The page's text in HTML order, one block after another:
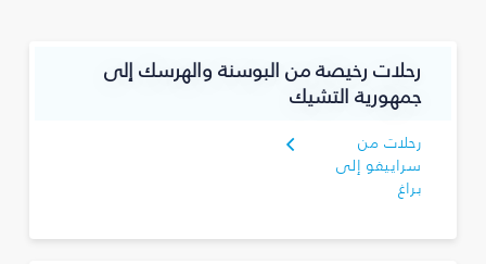
رحلات رخيصة من البوسنة والهرسك إلى
جمهورية التشيك
رحلات من
سراييفو إلى
براغ